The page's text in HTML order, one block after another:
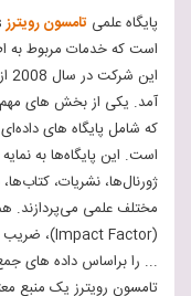
پایگاه علمی تامسون رویترز
است که خدمات مربوط به
آمد. یکی از بخش‌ های مهم
است. این پایگاه‌ها به
ژورنال‌ها، نشریات،
مختلف علمی می‌پردازند.
... را براساس داده‌ های
تامسون رویترز یک منبع